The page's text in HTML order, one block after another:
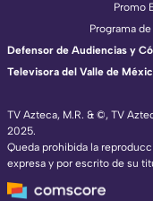
TV Azteca, M.R. & ©, TV
2025.
Queda prohibida la
expresa y por escrito de su
Promo
Programa
Defensor de Audiencias y
Televisora del Valle de